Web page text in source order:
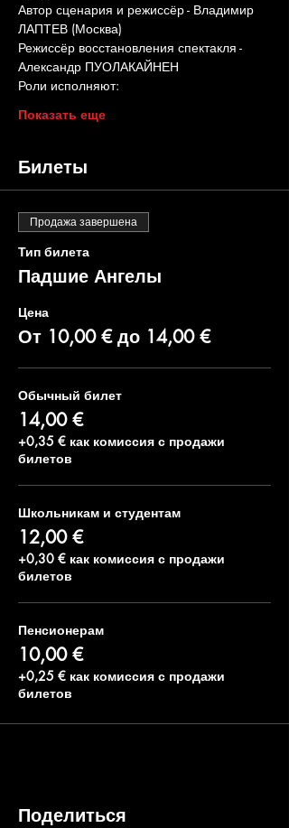
Автор сценария и режиссёр - Владимир
ЛАПТЕВ (Москва)
Режиссёр восстановления спектакля -
Александр ПУОЛАКАЙНЕН
Роли исполняют:
Показать еще
Билеты
Продажа завершена
Тип билета
Падшие Ангелы
Цена
От 10,00 € до 14,00 €
Обычный билет
14,00 €
+0,35 € как комиссия с продажи
билетов
Школьникам и студентам
12,00 €
+0,30 € как комиссия с продажи
билетов
Пенсионерам
10,00 €
+0,25 € как комиссия с продажи
билетов
Поделиться